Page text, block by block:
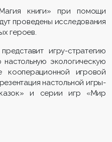
книги» при помощи
проведены исследования
героев.
игру-стратегию
экологическую
кооперационной игровой
настольной игры-
и серии игр «Мир